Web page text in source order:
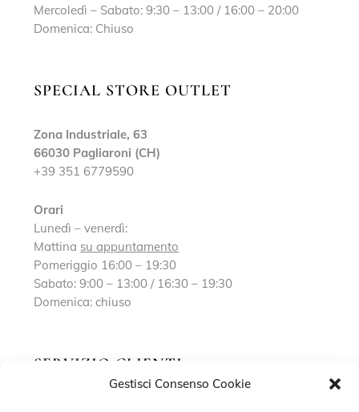
Gestisci Consenso Cookie
Mercoledì – Sabato: 9:30 – 13:00 / 16:00 – 20:00
Domenica: Chiuso
SPECIAL STORE OUTLET
Zona Industriale, 63
66030 Pagliaroni (CH)
+39 351 6779590
Orari
Lunedì – venerdì:
Mattina su appuntamento
Pomeriggio 16:00 – 19:30
Sabato: 9:00 – 13:00 / 16:30 – 19:30
Domenica: chiuso
SERVIZIO CLIENTI